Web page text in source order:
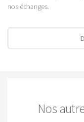
nos échanges.
Nos